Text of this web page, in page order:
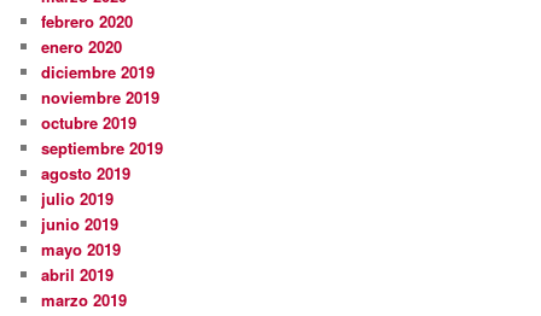
febrero 2020
enero 2020
diciembre 2019
noviembre 2019
octubre 2019
septiembre 2019
agosto 2019
julio 2019
junio 2019
mayo 2019
abril 2019
marzo 2019